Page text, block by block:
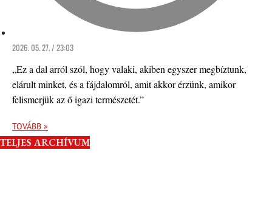
2026. 05. 27. / 23:03
„Ez a dal arról szól, hogy valaki, akiben egyszer megbíztunk,
elárult minket, és a fájdalomról, amit akkor érzünk, amikor
felismerjük az ő igazi természetét.”
TOVÁBB »
TELJES ARCHÍVUM